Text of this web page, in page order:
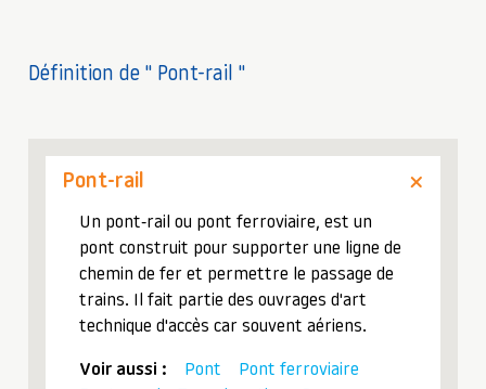
Définition de " Pont-rail "
Pont-rail
Un pont-rail ou pont ferroviaire, est un
pont construit pour supporter une ligne de
chemin de fer et permettre le passage de
trains. Il fait partie des ouvrages d'art
technique d'accès car souvent aériens.
Voir aussi : Pont
Pont ferroviaire